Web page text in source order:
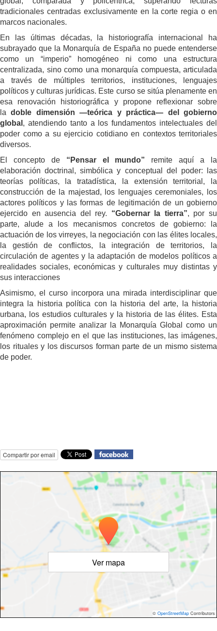
tradicionales centradas exclusivamente en la corte regia o en
marcos nacionales.
En las últimas décadas, la historiografía internacional ha
subrayado que la Monarquía de España no puede entenderse
como un “imperio” homogéneo ni como una estructura
centralizada, sino como una monarquía compuesta, articulada
a través de múltiples territorios, instituciones, lenguajes
políticos y culturas jurídicas. Este curso se sitúa plenamente en
esa renovación historiográfica y propone reflexionar sobre
ladoble dimensión —teórica y práctica— del gobierno
global , atendiendo tanto a los fundamentos intelectuales del
poder como a su ejercicio cotidiano en contextos territoriales
diversos.
El concepto de “Pensar el mundo” remite aquí a la
elaboración doctrinal, simbólica y conceptual del poder: las
teorías políticas, la tratadística, la extensión territorial, la
construcción de la majestad, los lenguajes ceremoniales, los
actores políticos y las formas de legitimación de un gobierno
ejercido en ausencia del rey. “Gobernar la tierra”, por su
parte, alude a los mecanismos concretos de gobierno: la
actuación de los virreyes, la negociación con las élites locales,
la gestión de conflictos, la integración de territorios, la
circulación de agentes y la adaptación de modelos políticos a
realidades sociales, económicas y culturales muy distintas y
sus interacciones
Asimismo, el curso incorpora una mirada interdisciplinar que
integra la historia política con la historia del arte, la historia
urbana, los estudios culturales y la historia de las élites. Esta
aproximación permite analizar la Monarquía Global como un
fenómeno complejo en el que las instituciones, las imágenes,
los rituales y los discursos forman parte de un mismo sistema
de poder.
Compartir por email
Ver mapa
© OpenStreetMap Contributors